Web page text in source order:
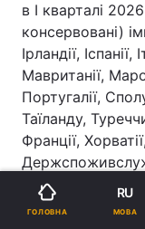
в І кварталі
консервовані)
Ірландії,
Мавританії,
Португалії,
Таїланду,
Франції,
Які обсяги
рік? Можливо є
ГОЛОВНА
RU
МОВА